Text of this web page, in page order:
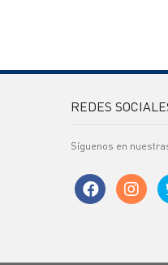
REDES
Síguenos en